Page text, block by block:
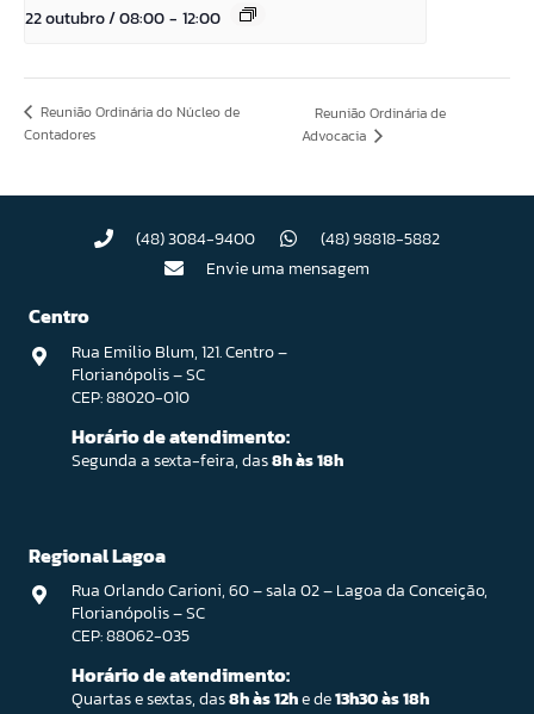
22 outubro / 08:00- 12:00
Reunião Ordinária do Núcleo de
Contadores
Reunião Ordinária de
Advocacia
(48) 3084-9400
(48) 98818-5882
Envie uma mensagem
Centro
Rua Emilio Blum, 121. Centro –
Florianópolis – SC
CEP: 88020-010
Horário de atendimento:
Segunda a sexta-feira, das8h às 18h
Regional Lagoa
Rua Orlando Carioni, 60 – sala 02 – Lagoa da Conceição,
Florianópolis – SC
CEP: 88062-035
Horário de atendimento:
Quartas e sextas, das8h às 12he de13h30 às 18h